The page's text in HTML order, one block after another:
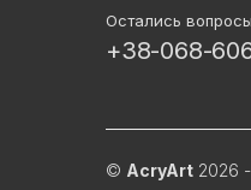
Остались
+38-068-
© AcryArt 2026